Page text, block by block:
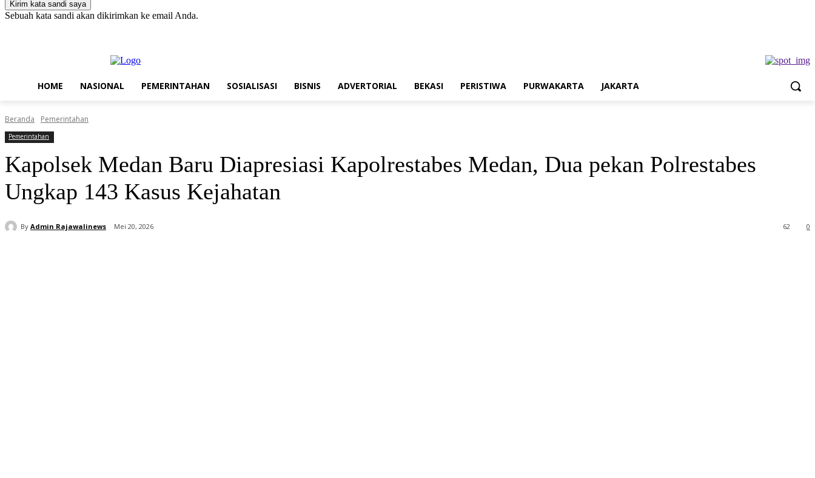
Sebuah kata sandi akan dikirimkan ke email Anda.
HOME NASIONAL PEMERINTAHAN SOSIALISASI BISNIS ADVERTORIAL BEKASI PERISTIWA PURWAKARTA JAKARTA
Beranda Pemerintahan
Pemerintahan
Kapolsek Medan Baru Diapresiasi Kapolrestabes Medan, Dua pekan Polrestabes
Ungkap 143 Kasus Kejahatan
By Admin Rajawalinews Mei 20, 2026 0
62